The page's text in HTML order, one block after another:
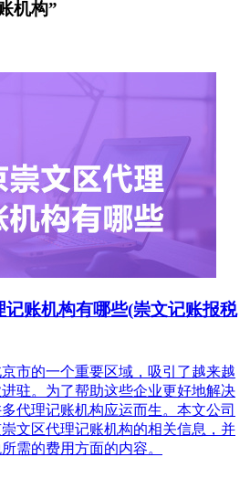
机构”
记账机构有哪些(崇文记账报税
市的一个重要区域，吸引了越来越
驻。为了帮助这些企业更好地解决
代理记账机构应运而生。本文公司
文区代理记账机构的相关信息，并
需的费用方面的内容。